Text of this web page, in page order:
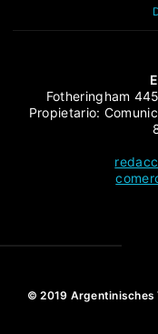
Fotheringham
Propietario:
© 2019 Argentinisches